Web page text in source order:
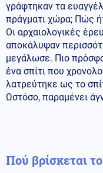
γράφτηκαν τα
πράγματι χώρα; Πώς
Οι αρχαιολογικές
αποκάλυψαν
μεγάλωσε. Πιο
ένα σπίτι που
λατρεύτηκε ως το
Ωστόσο, παραμένει
Πού βρίσκεται